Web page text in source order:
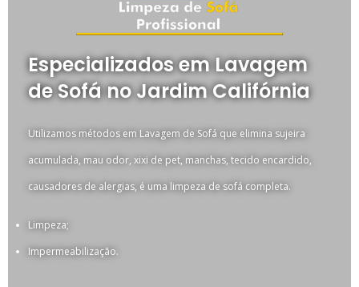
Especializados em Lavagem
de Sofá no Jardim Califórnia
Utilizamos métodos em Lavagem de Sofá que elimina sujeira
acumulada, mau odor, xixi de pet, manchas, tecido encardido,
causadores de alergias, é uma limpeza de sofá completa.
Limpeza;
Impermeabilização.